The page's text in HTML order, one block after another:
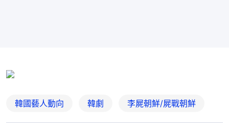
韓國藝人動向 韓劇 李屍朝鮮/屍戰朝鮮